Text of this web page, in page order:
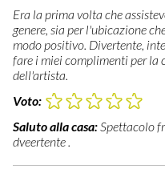
Era la prima volta che
genere, sia per l'ubicazione
modo positivo. Divertente,
fare i miei complimenti per la
dell'artista.
Voto:
Saluto alla casa:Spettacolo
dveertente .